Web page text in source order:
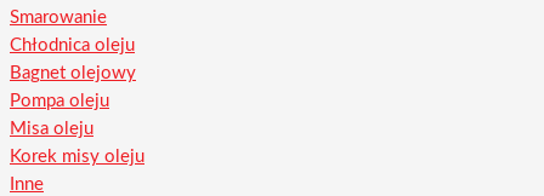
Smarowanie
Chłodnica oleju
Bagnet olejowy
Pompa oleju
Misa oleju
Korek misy oleju
Inne